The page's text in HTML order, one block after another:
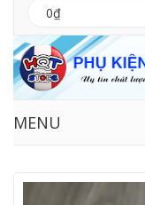
0₫
MENU